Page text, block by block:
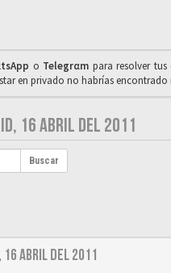
o Telegrαm para resolver
en privado no habrías encontrado
16 ABRIL DEL 2011
Buscar
16 Abril del 2011